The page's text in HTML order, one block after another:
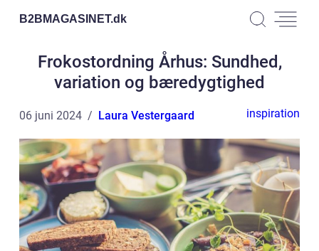
B2BMAGASINET.dk
Frokostordning Århus: Sundhed,
variation og bæredygtighed
06 juni 2024 Laura Vestergaard inspiration